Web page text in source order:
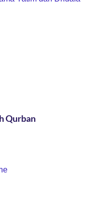
Qurban